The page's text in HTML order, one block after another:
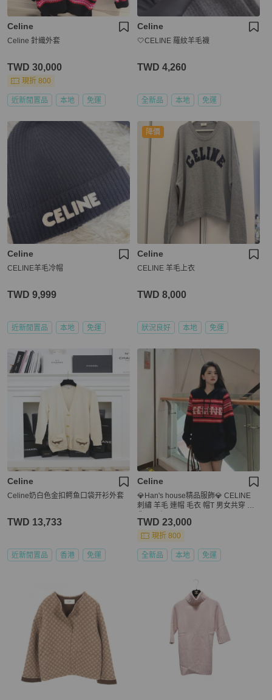
Celine
Celine 針織外套
TWD 30,000
現折 800
近新閒置品 本地 免運
Celine
🤍CELINE 羅紋羊毛襪
TWD 4,260
全新品 本地 免運
Celine
CELINE羊毛冷帽
TWD 9,999
近新閒置品 本地 免運
降價
Celine
CELINE 羊毛上衣
TWD 8,000
狀況良好 本地 免運
Celine
Celine奶白色金扣鳄鱼口袋开衫外套
TWD 13,733
近新閒置品 香港 免運
Celine
💎Han's house精品服飾💎 CELINE
刺繡 羊毛 連帽 毛衣 帽T 男女共穿 現
TWD 23,000
現折 800
全新品 本地 免運